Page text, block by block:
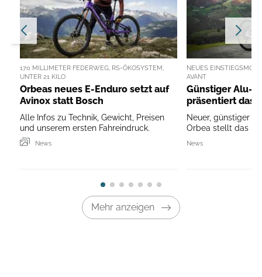
170 MILLIMETER FEDERWEG, RS-ÖKOSYSTEM,
UNTER 21 KILO
Orbeas neues E-Enduro setzt auf
Avinox statt Bosch
Alle Infos zu Technik, Gewicht, Preisen
und unserem ersten Fahreindruck.
News
NEUES
AVANT
Günstiger Alu-
präsentiert das
Neuer, günstiger
Orbea stellt das
News
Mehr anzeigen